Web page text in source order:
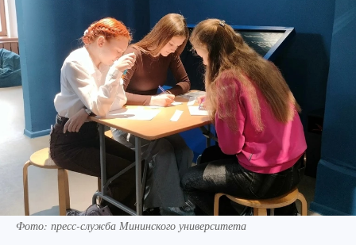
Фото: пресс-служба Мининского университета